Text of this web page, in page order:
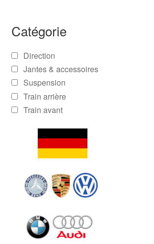
Catégorie
Direction
Jantes & accessoires
Suspension
Train arrière
Train avant